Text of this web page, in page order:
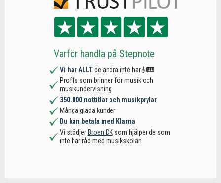
Varför handla på Stepnote
Vi har ALLTde andra inte har🎻🎹
Proffs som brinner för musik och
musikundervisning
350.000 nottitlar och musikprylar
Många glada kunder
Du kan betala med Klarna
Vi stödjer Broen DKsom hjälper de som
inte har råd med musikskolan